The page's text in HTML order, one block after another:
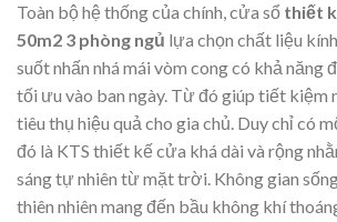
Toàn bộ hệ thống của chính, cửa sổ thiết
50m2 3 phòng ngủ lựa chọn chất liệu
suốt nhấn nhá mái vòm cong có khả năng
tối ưu vào ban ngày. Từ đó giúp tiết kiệm
tiêu thụ hiệu quả cho gia chủ. Duy chỉ có
đó là KTS thiết kế cửa khá dài và rộng
sáng tự nhiên từ mặt trời. Không gian
thiên nhiên mang đến bầu không khí